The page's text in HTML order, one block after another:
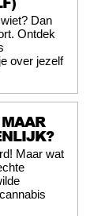
Dan
Ontdek
over jezelf
Maar wat